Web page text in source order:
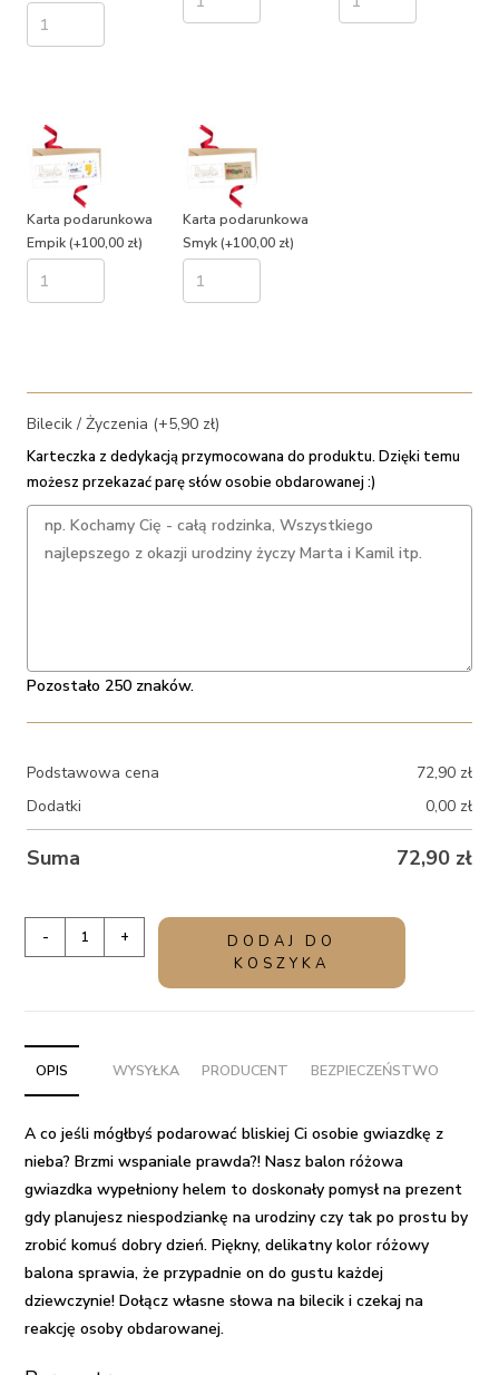
Karta podarunkowa
Empik(+100,00 zł)
Karta podarunkowa
Smyk(+100,00 zł)
Bilecik / Życzenia (+5,90 zł)
Karteczka z dedykacją przymocowana do produktu. Dzięki temu
możesz przekazać parę słów osobie obdarowanej :)
Pozostało 250 znaków.
Podstawowa cena 72,90 zł
Dodatki
0,00 zł
Suma 72,90 zł
Balon
w
pudelku
-
Różowa
Gwiazdka
- +
DODAJ DO
KOSZYKA
OPIS WYSYŁKA PRODUCENT BEZPIECZEŃSTWO
A co jeśli mógłbyś podarować bliskiej Ci osobie gwiazdkę z
nieba? Brzmi wspaniale prawda?! Naszbalon różowa
gwiazdka wypełniony helem to doskonały pomysł na prezent
gdy planujeszniespodziankę na urodziny czy tak po prostu by
zrobić komuś dobry dzień. Piękny, delikatny kolor różowy
balona sprawia, że przypadnie on do gustu każdej
dziewczynie! Dołącz własne słowa na bilecik i czekaj na
reakcję osoby obdarowanej.